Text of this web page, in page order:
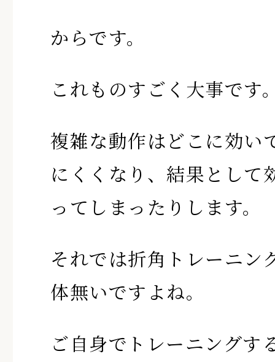
からです。
これものすごく大事です
複雑な動作はどこに効い
にくくなり、結果として
ってしまったりします。
それでは折角トレーニン
体無いですよね。
ご自身でトレーニングす